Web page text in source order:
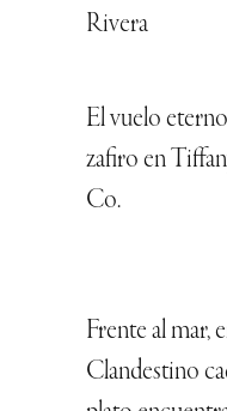
Rivera
El vuelo
zafiro en
Co.
Frente al mar,
Clandestino